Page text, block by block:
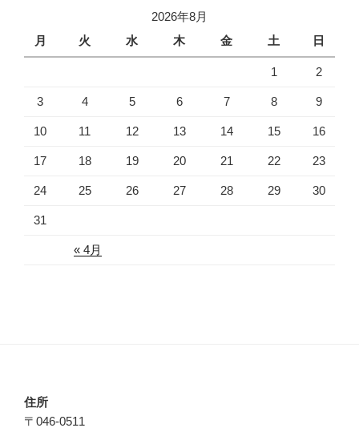
2026年8月
月
火 水 木 金 土 日
« 4月
1 2
3 4 5 6 7 8 9
10 11 12 13 14 15 16
17 18 19 20 21 22 23
24 25 26 27 28 29 30
31
住所
〒046-0511